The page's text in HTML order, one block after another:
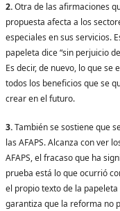
2.Otra de las afirmaciones
propuesta afecta a los
especiales en sus servicios.
papeleta dice “sin perjuicio
Es decir, de nuevo, lo que
todos los beneficios que se
crear en el futuro.
3.También se sostiene que
las AFAPS. Alcanza con ver
AFAPS, el fracaso que ha
prueba está lo que ocurrió
el propio texto de la
garantiza que la reforma no